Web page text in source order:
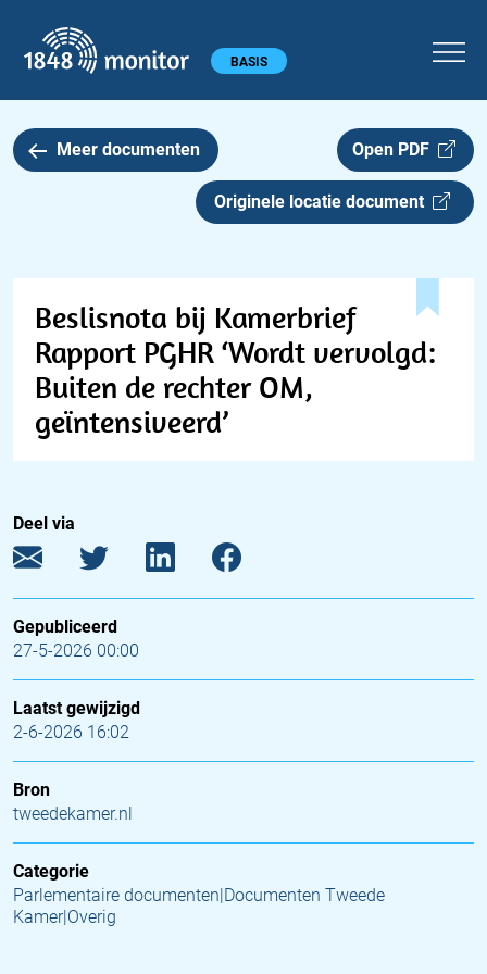
Hoofdmenu BASIS
Meer documenten Open PDF
Originele locatie document
Beslisnota bij Kamerbrief
Rapport PGHR ‘Wordt vervolgd:
Buiten de rechter OM,
geïntensiveerd’
Deel via
Gepubliceerd
27-5-2026 00:00
Laatst gewijzigd
2-6-2026 16:02
Bron
tweedekamer.nl
Categorie
Parlementaire documenten|Documenten Tweede
Kamer|Overig